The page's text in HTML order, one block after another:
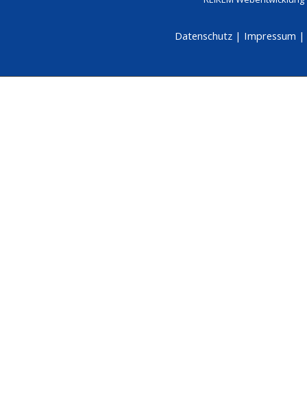
Datenschutz| Impressum |